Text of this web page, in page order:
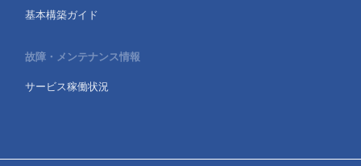
基本構築ガイド
故障・メンテナンス情報
サービス稼働状況